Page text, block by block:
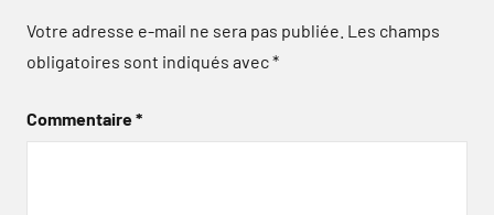
Votre adresse e-mail ne sera pas publiée. Les champs
obligatoires sont indiqués avec*
Commentaire*